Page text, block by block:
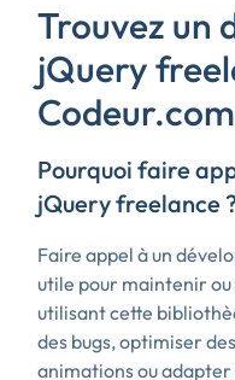
Trouvez un
jQuery
Codeur.com
Pourquoi faire
jQuery freelance
Faire appel à un
utile pour maintenir
utilisant cette
des bugs, optimiser
animations ou